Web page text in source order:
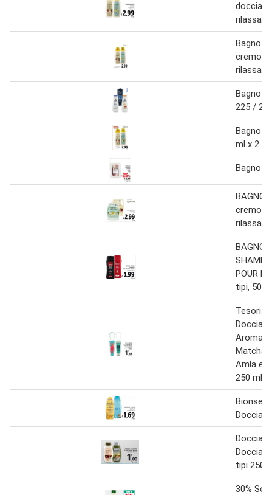
doccia
Bagno
Bagno
225 /
Bagno
ml x 2
Bagno
BAGNO
BAGNO
POUR
tipi, 500
Tesori
Doccia
Matcha
Amla e
250 ml
Bionsen
Doccia
Doccia
Doccia
tipi 250
30%